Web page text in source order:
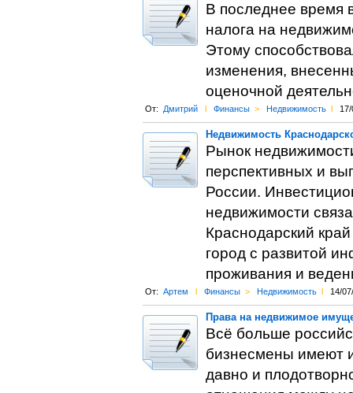
В последнее время
налога на
Этому
изменения,
оценочной
От: Дмитрий l Финансы > Недвижимость l
Недвижимость
Рынок
перспективных и
России.
недвижимости
Краснодарский
город с развитой
проживания и
От: Артем l Финансы > Недвижимость l 14/
Права на недвижимое
Всё больше
бизнесмены имеют
давно и